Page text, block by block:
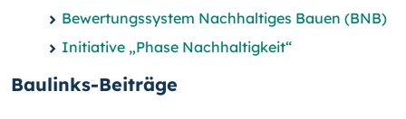
Bewertungssystem Nachhaltiges Bauen (BNB)
Initiative „Phase Nachhaltigkeit“
Baulinks-Beiträge